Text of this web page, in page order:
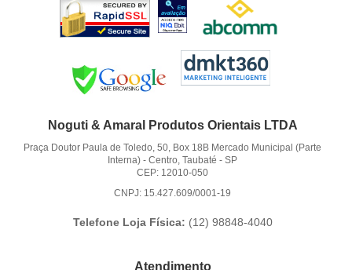
Noguti & Amaral Produtos Orientais LTDA
Praça Doutor Paula de Toledo, 50, Box 18B Mercado Municipal (Parte
Interna) -Centro, Taubaté -SP
CEP: 12010-050
CNPJ: 15.427.609/0001-19
Telefone Loja Física: (12) 98848-4040
Atendimento